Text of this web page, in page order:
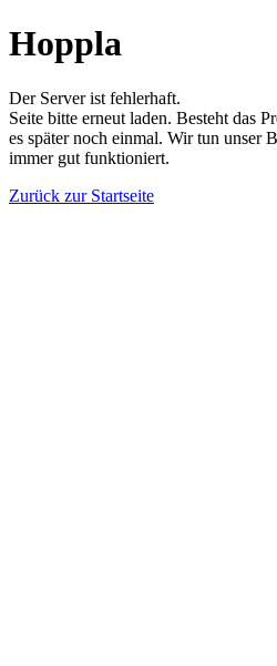
Hoppla
Der Server ist fehlerhaft.
Seite bitte erneut laden. Besteht das
es später noch einmal. Wir tun unser
immer gut funktioniert.
Zurück zur Startseite